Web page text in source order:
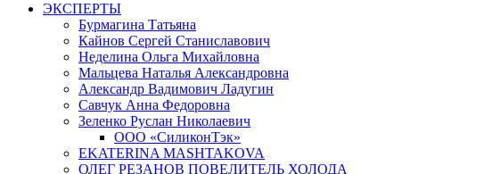
ЭКСПЕРТЫ
Бурмагина Татьяна
Кайнов Сергей Станиславович
Неделина Ольга Михайловна
Мальцева Наталья Александровна
Александр Вадимович Ладугин
Савчук Анна Федоровна
Зеленко Руслан Николаевич
ООО «СиликонТэк»
EKATERINA MASHTAKOVA
ОЛЕГ РЕЗАНОВ ПОВЕЛИТЕЛЬ ХОЛОДА